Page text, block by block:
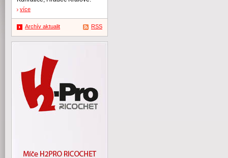
více
Archív aktualit RSS